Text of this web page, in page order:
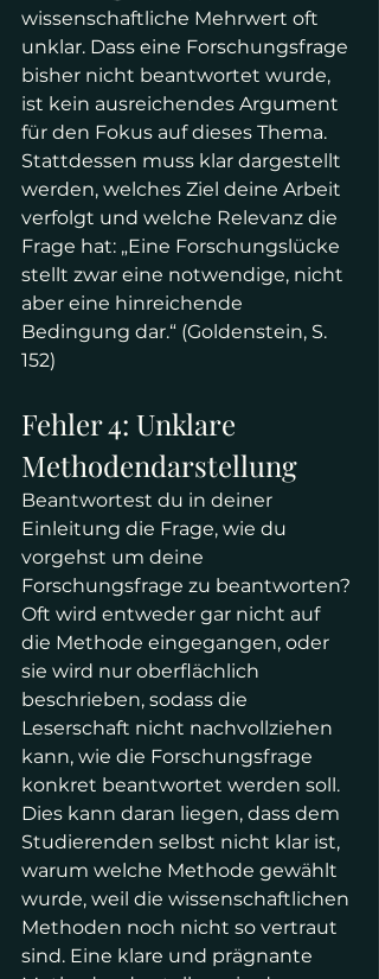
wissenschaftliche Mehrwert oft
unklar. Dass eine Forschungsfrage
bisher nicht beantwortet wurde,
ist kein ausreichendes Argument
für den Fokus auf dieses Thema.
Stattdessen muss klar dargestellt
werden, welches Ziel deine Arbeit
verfolgt und welche Relevanz die
Frage hat: „Eine Forschungslücke
stellt zwar eine notwendige, nicht
aber eine hinreichende
Bedingung dar.“ (Goldenstein, S.
152)
Fehler 4: Unklare
Methodendarstellung
Beantwortest du in deiner
Einleitung die Frage, wie du
vorgehst um deine
Forschungsfrage zu beantworten?
Oft wird entweder gar nicht auf
die Methode eingegangen, oder
sie wird nur oberflächlich
beschrieben, sodass die
Leserschaft nicht nachvollziehen
kann, wie die Forschungsfrage
konkret beantwortet werden soll.
Dies kann daran liegen, dass dem
Studierenden selbst nicht klar ist,
warum welche Methode gewählt
wurde, weil die wissenschaftlichen
Methoden noch nicht so vertraut
sind. Eine klare und prägnante